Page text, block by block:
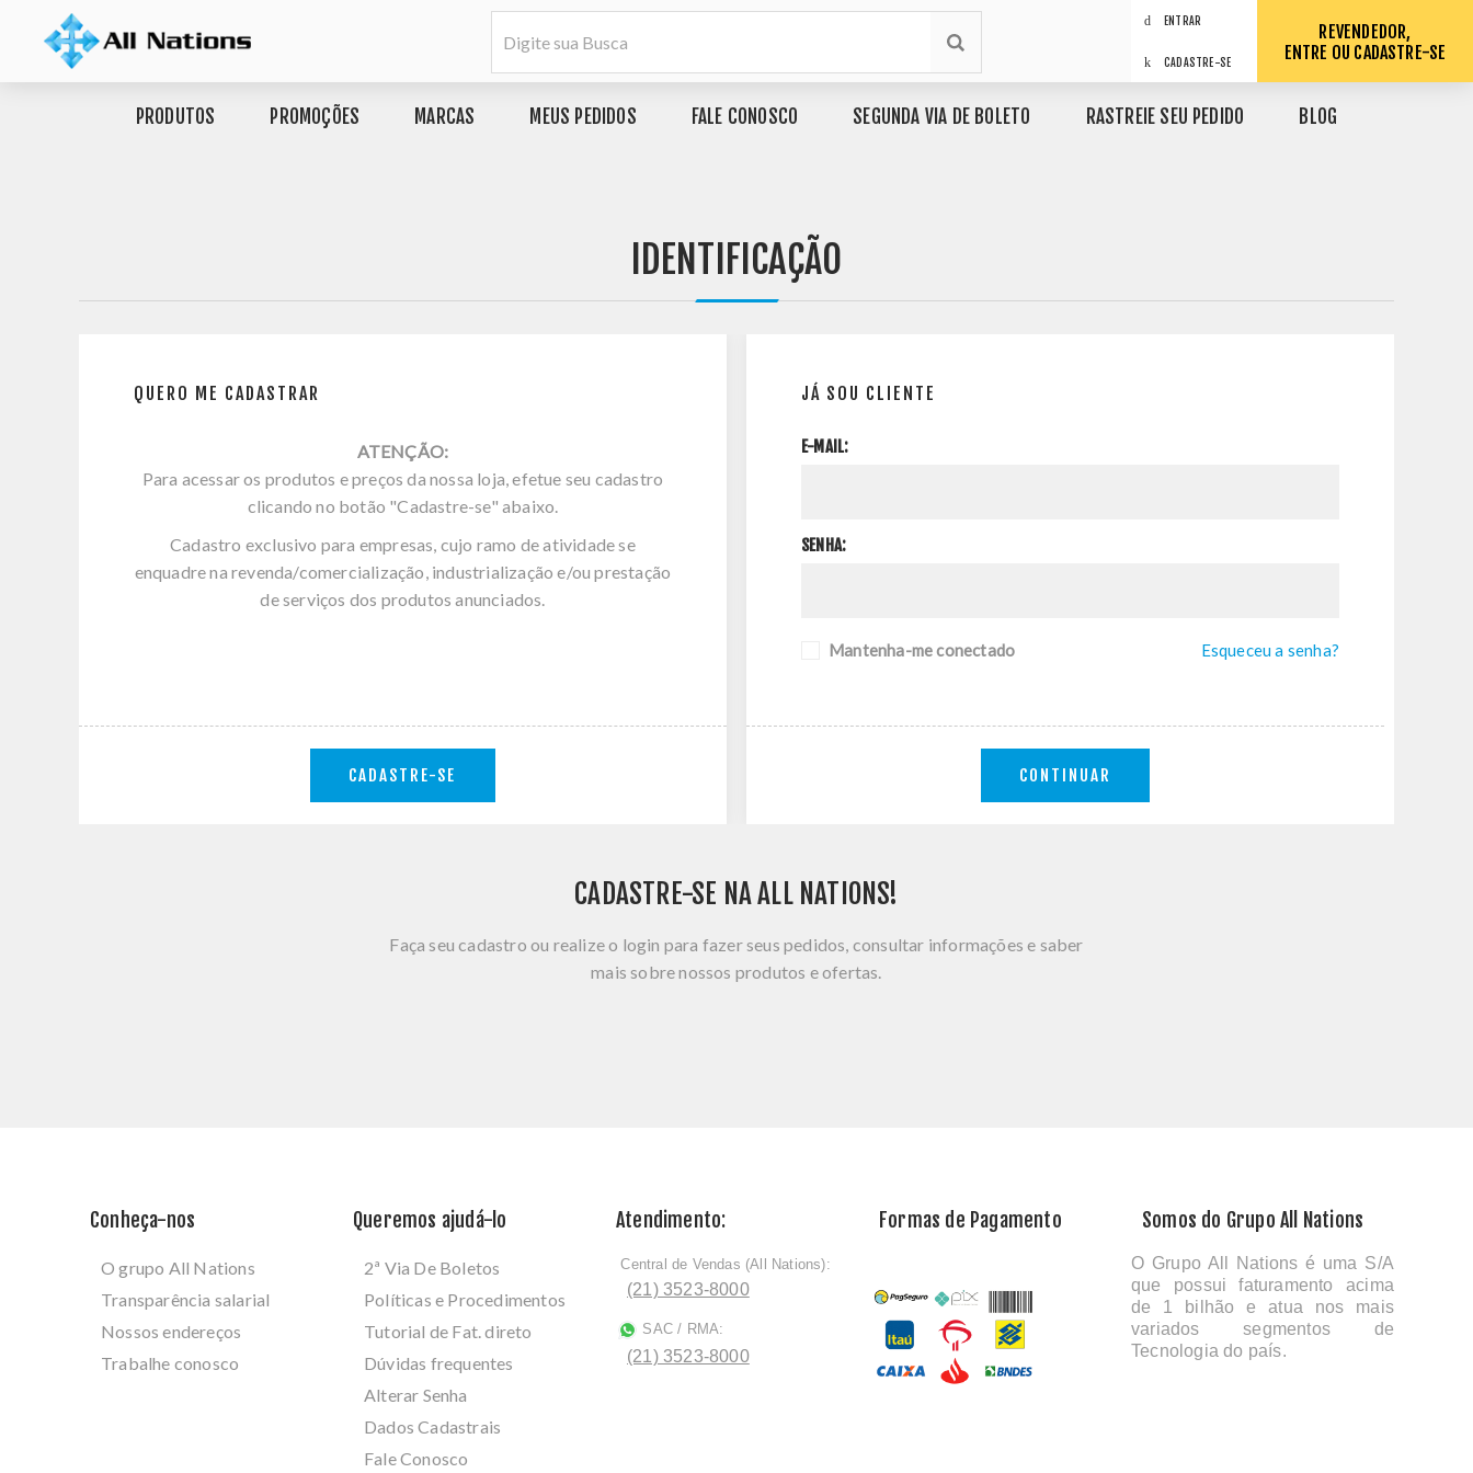
ENTRAR
CADASTRE-SE
REVENDEDOR,
ENTRE OU CADASTRE-SE
PRODUTOS PROMOÇÕES MARCAS MEUS PEDIDOS FALE CONOSCO SEGUNDA VIA DE BOLETO RASTREIE SEU PEDIDO BLOG
IDENTIFICAÇÃO
QUERO ME CADASTRAR
ATENÇÃO:
Para acessar os produtos e preços da nossa loja, efetue seu cadastro
clicando no botão "Cadastre-se" abaixo.
Cadastro exclusivo para empresas, cujo ramo de atividade se
enquadre na revenda/comercialização, industrialização e/ou prestação
de serviços dos produtos anunciados.
CADASTRE-SE
JÁ SOU CLIENTE
E-MAIL:
SENHA:
Mantenha-me conectado Esqueceu a senha?
CONTINUAR
CADASTRE-SE NA ALL NATIONS!
Faça seu cadastro ou realize o login para fazer seus pedidos, consultar informações e saber
mais sobre nossos produtos e ofertas.
Conheça-nos
O grupo All Nations
Transparência salarial
Nossos endereços
Trabalhe conosco
Queremos ajudá-lo
2ª Via De Boletos
Políticas e Procedimentos
Tutorial de Fat. direto
Dúvidas frequentes
Alterar Senha
Dados Cadastrais
Fale Conosco
Atendimento:
ﾠCentral de Vendas (All Nations):
(21) 3523-8000
SAC / RMA:
(21) 3523-8000
Formas de Pagamento Somos do Grupo All Nations
O Grupo All Nations é uma S/A
que possui faturamento acima
de 1 bilhão e atua nos mais
variados segmentos de
Tecnologia do país.